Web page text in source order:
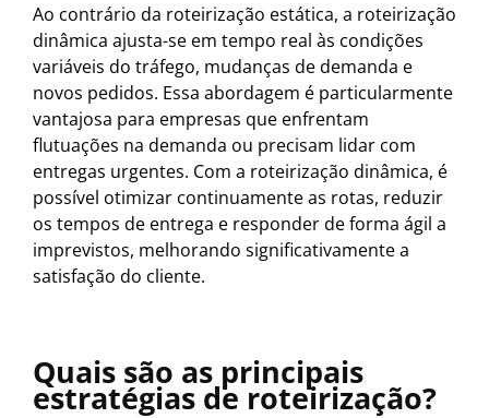
Ao contrário da roteirização estática, a roteirização
dinâmica ajusta-se em tempo real às condições
variáveis do tráfego, mudanças de demanda e
novos pedidos. Essa abordagem é particularmente
vantajosa para empresas que enfrentam
flutuações na demanda ou precisam lidar com
entregas urgentes. Com a roteirização dinâmica, é
possível otimizar continuamente as rotas, reduzir
os tempos de entrega e responder de forma ágil a
imprevistos, melhorando significativamente a
satisfação do cliente.
Quais são as principais
estratégias de roteirização?